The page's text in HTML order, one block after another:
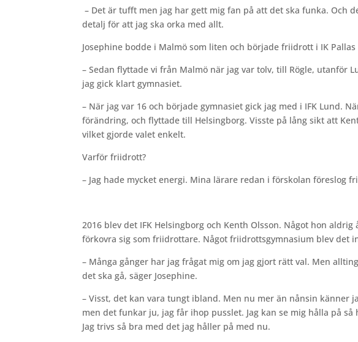
– Det är tufft men jag har gett mig fan på att det ska funka. Och
detalj för att jag ska orka med allt.
Josephine bodde i Malmö som liten och började friidrott i IK Pallas
– Sedan flyttade vi från Malmö när jag var tolv, till Rögle, utanför
jag gick klart gymnasiet.
– När jag var 16 och började gymnasiet gick jag med i IFK Lund.
förändring, och flyttade till Helsingborg. Visste på lång sikt att
vilket gjorde valet enkelt.
Varför friidrott?
– Jag hade mycket energi. Mina lärare redan i förskolan föreslog
2016 blev det IFK Helsingborg och Kenth Olsson. Något hon
förkovra sig som friidrottare. Något friidrottsgymnasium blev det
– Många gånger har jag frågat mig om jag gjort rätt val. Men
det ska gå, säger Josephine.
– Visst, det kan vara tungt ibland. Men nu mer än nånsin känner
men det funkar ju, jag får ihop pusslet. Jag kan se mig hålla på
Jag trivs så bra med det jag håller på med nu.